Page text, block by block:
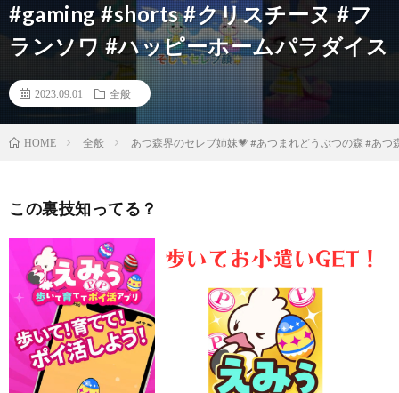
#gaming #shorts #クリスチーヌ #フ
ランソワ #ハッピーホームパラダイス
2023.09.01 全般
HOME 全般 あつ森界のセレブ姉妹💗 #あつまれどうぶつの森 #あ
この裏技知ってる？